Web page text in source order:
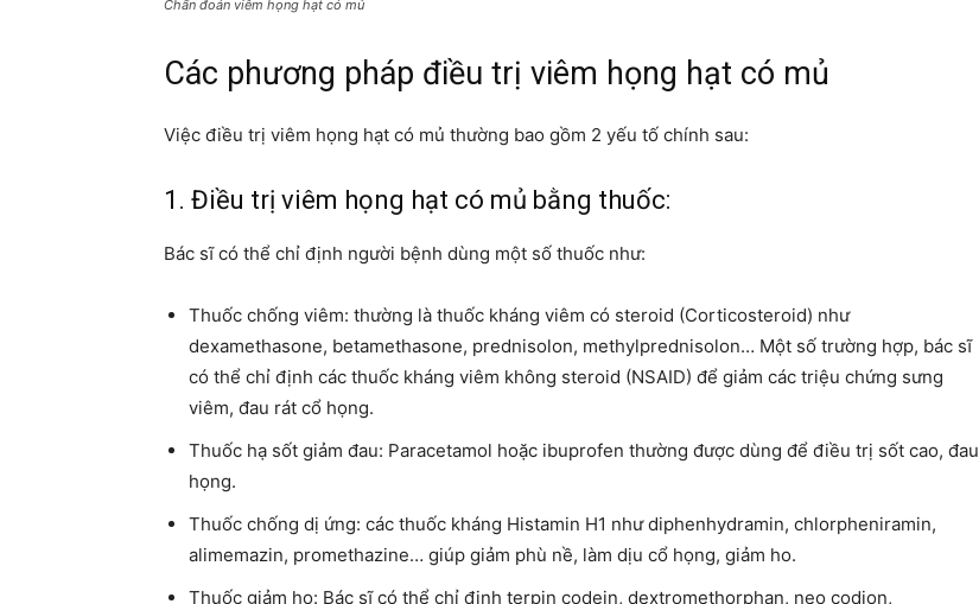
Chẩn đoán viêm họng hạt có mủ
Các phương pháp điều trị viêm họng hạt có mủ
Việc điều trị viêm họng hạt có mủ thường bao gồm 2 yếu tố chính sau:
1. Điều trị viêm họng hạt có mủ bằng thuốc:
Bác sĩ có thể chỉ định người bệnh dùng một số thuốc như:
Thuốc chống viêm: thường là thuốc kháng viêm có steroid (Corticosteroid) như
dexamethasone, betamethasone, prednisolon, methylprednisolon… Một số trường hợp, bác sĩ
có thể chỉ định các thuốc kháng viêm không steroid (NSAID) để giảm các triệu chứng sưng
viêm, đau rát cổ họng.
Thuốc hạ sốt giảm đau: Paracetamol hoặc ibuprofen thường được dùng để điều trị sốt cao, đau
họng.
Thuốc chống dị ứng: các thuốc kháng Histamin H1 như diphenhydramin, chlorpheniramin,
alimemazin, promethazine… giúp giảm phù nề, làm dịu cổ họng, giảm ho.
Thuốc giảm ho: Bác sĩ có thể chỉ định terpin codein, dextromethorphan, neo codion,